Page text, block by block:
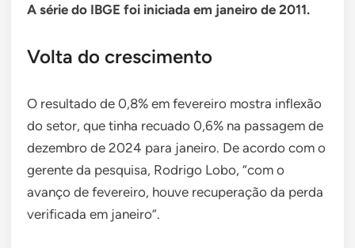
A série do IBGE foi iniciada em janeiro de 2011.
Volta do crescimento
O resultado de 0,8% em fevereiro mostra inflexão
do setor, que tinha recuado 0,6% na passagem de
dezembro de 2024 para janeiro. De acordo com o
gerente da pesquisa, Rodrigo Lobo, “com o
avanço de fevereiro, houve recuperação da perda
verificada em janeiro”.